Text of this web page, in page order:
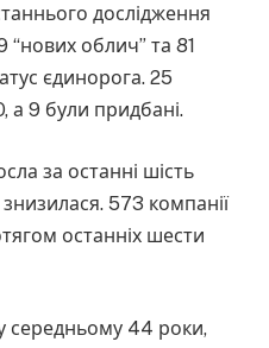
дослідження
облич” та 81
єдинорога. 25
а 9 були придбані.
за останні шість
знизилася. 573 компанії
останніх шести
середньому 44 роки,